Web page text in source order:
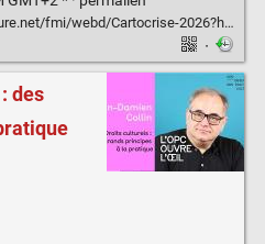
2026?homeurl=https://www.observatoire-culture.net
·
des